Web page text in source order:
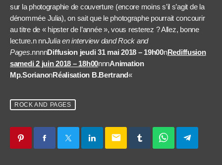
sur la photographie de couverture (encore moins s’il s’agit de la
dénommée Julia), on sait que le photographe pourrait concourir
au titre de « hipster de l’année », vous resterez ? Allez, bonne
lecture.n nnJulia en interview dand Rock and
Pages.nnnnDiffusion jeudi 31 mai 2018 – 19h00nRediffusion
samedi 2 juin 2018 – 18h00nnnAnimation
Mp.SorianonRéalisation B.Bertrand«
ROCK AND PAGES
email